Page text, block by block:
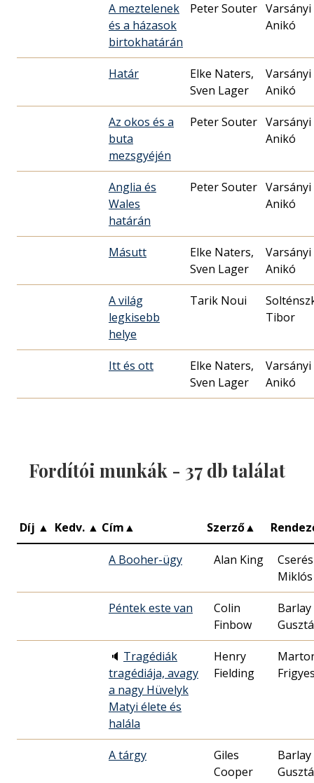
A meztelenek
és a házasok
birtokhatárán
Peter Souter Varsányi
Anikó
Határ
Elke Naters,
Sven Lager
Varsányi
Anikó
Az okos és a
buta
mezsgyéjén
Peter Souter Varsányi
Anikó
Anglia és
Wales
határán
Peter Souter Varsányi
Anikó
Másutt
Elke Naters,
Sven Lager
Varsányi
Anikó
A világ
legkisebb
helye
Tarik Noui
Tibor
Itt és ott
Elke Naters,
Sven Lager
Varsányi
Anikó
Fordítói munkák - 37 db találat
Díj ▲ Kedv. ▲ Cím▲ Szerző▲
A Booher-ügy Alan King
Cserés
Péntek este van
Colin
Finbow
Barlay
🔈 Tragédiák
tragédiája, avagy
a nagy Hüvelyk
Matyi élete és
halála
Henry
Fielding
A tárgy
Giles
Cooper
Barlay